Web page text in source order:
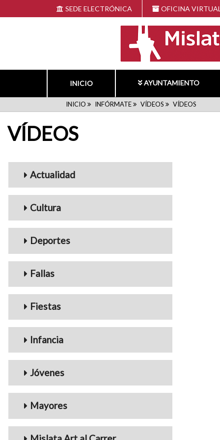
al
SEDE ELECTRÓNICA OFICINA
INICIO AYUNTAMIENTO
RUTA
DE
NAVEGACIÓN
INICIO INFÓRMATE VÍDEOS VÍDEOS
VÍDEOS
Menu_Videos
Actualidad
Cultura
Deportes
Fallas
Fiestas
Infancia
Jóvenes
Mayores